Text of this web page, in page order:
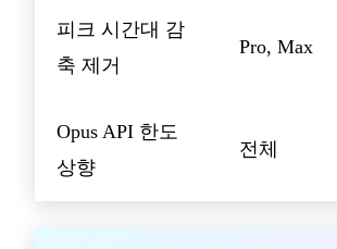
피크 시간대 감
축 제거
Pro, Max
Opus API 한도
상향
전체